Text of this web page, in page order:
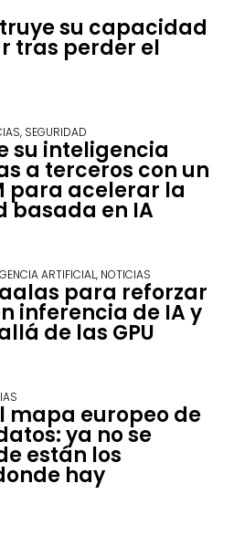
su capacidad
tras perder el
, SEGURIDAD
su inteligencia
a terceros con un
para acelerar la
basada en IA
ARTIFICIAL, NOTICIAS
para reforzar
inferencia de IA y
de las GPU
mapa europeo de
ya no se
están los
hay